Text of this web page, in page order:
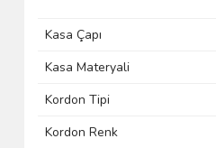
Kasa Çapı
Kasa Materyali
Kordon Tipi
Kordon Renk